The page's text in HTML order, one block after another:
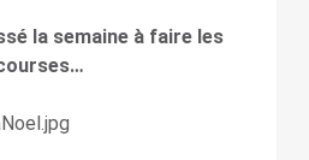
la semaine à faire les